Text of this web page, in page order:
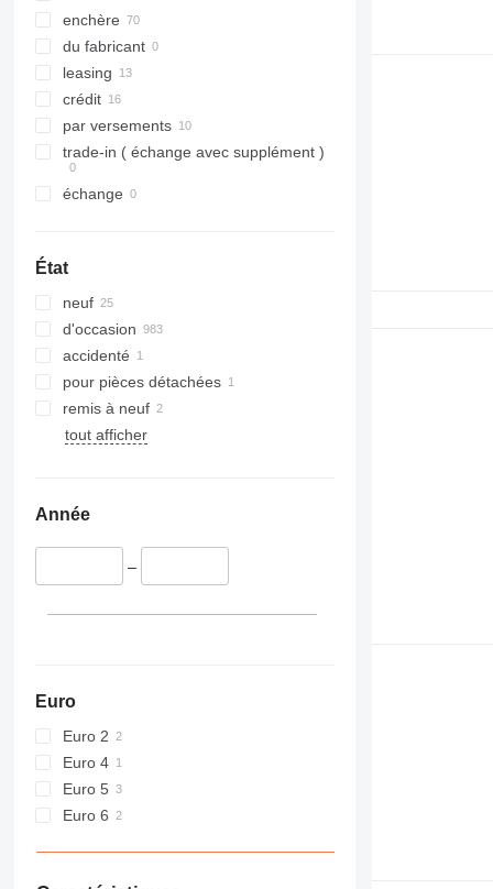
enchère
du fabricant
leasing
crédit
par versements
trade-in ( échange avec supplément )
échange
État
neuf
d'occasion
accidenté
pour pièces détachées
remis à neuf
tout afficher
Année
–
Euro
Euro 2
Euro 4
Euro 5
Euro 6